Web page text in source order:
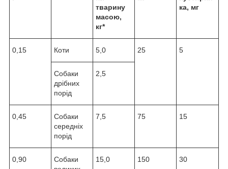
тварину
масою,
кг*
ка, мг
0,15 Коти 5,0 25 5
Собаки
дрібних
порід
2,5
0,45
Собаки
середніх
порід
7,5 75 15
0,90
Собаки
15,0 150 30